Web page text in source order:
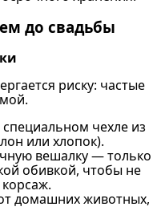
до свадьбы
риску: частые
специальном чехле из
или хлопок).
вешалку — только
обивкой, чтобы не
домашних животных,